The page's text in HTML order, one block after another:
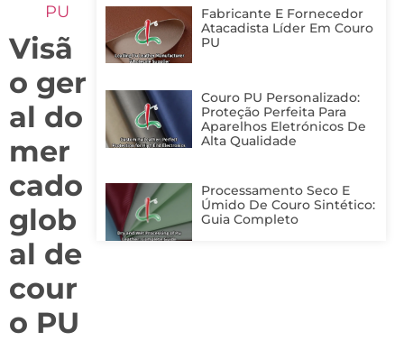
PU
Visã
o ger
al do
mer
cado
glob
al de
cour
o PU
Fabricante E Fornecedor
Atacadista Líder Em Couro
PU
Couro PU Personalizado:
Proteção Perfeita Para
Aparelhos Eletrónicos De
Alta Qualidade
Processamento Seco E
Úmido De Couro Sintético:
Guia Completo